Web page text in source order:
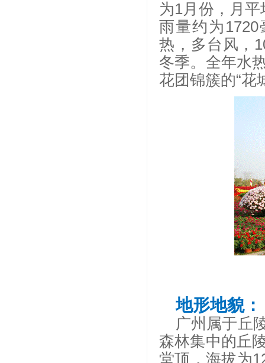
为1月份，月
雨量约为
热，多台风，
冬季。全年水
花团锦簇的“花
地形地貌：
广州属于丘
森林集中的丘
堂顶，海拔为